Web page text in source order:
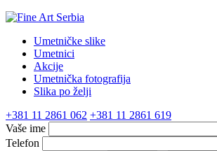
Umetničke slike
Umetnici
Akcije
Umetnička fotografija
Slika po želji
+381 11 2861 062 +381 11 2861 619
Vaše ime
Telefon